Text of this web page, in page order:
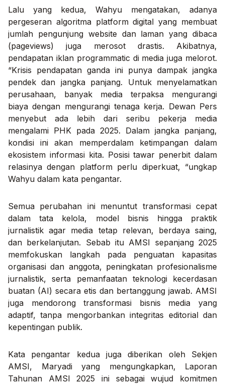
Lalu yang kedua, Wahyu mengatakan, adanya
pergeseran algoritma platform digital yang membuat
jumlah pengunjung website dan laman yang dibaca
(pageviews) juga merosot drastis. Akibatnya,
pendapatan iklan programmatic di media juga melorot.
“Krisis pendapatan ganda ini punya dampak jangka
pendek dan jangka panjang. Untuk menyelamatkan
perusahaan, banyak media terpaksa mengurangi
biaya dengan mengurangi tenaga kerja. Dewan Pers
menyebut ada lebih dari seribu pekerja media
mengalami PHK pada 2025. Dalam jangka panjang,
kondisi ini akan memperdalam ketimpangan dalam
ekosistem informasi kita. Posisi tawar penerbit dalam
relasinya dengan platform perlu diperkuat, “ungkap
Wahyu dalam kata pengantar.
Semua perubahan ini menuntut transformasi cepat
dalam tata kelola, model bisnis hingga praktik
jurnalistik agar media tetap relevan, berdaya saing,
dan berkelanjutan. Sebab itu AMSI sepanjang 2025
memfokuskan langkah pada penguatan kapasitas
organisasi dan anggota, peningkatan profesionalisme
jurnalistik, serta pemanfaatan teknologi kecerdasan
buatan (AI) secara etis dan bertanggung jawab. AMSI
juga mendorong transformasi bisnis media yang
adaptif, tanpa mengorbankan integritas editorial dan
kepentingan publik.
Kata pengantar kedua juga diberikan oleh Sekjen
AMSI, Maryadi yang mengungkapkan, Laporan
Tahunan AMSI 2025 ini sebagai wujud komitmen